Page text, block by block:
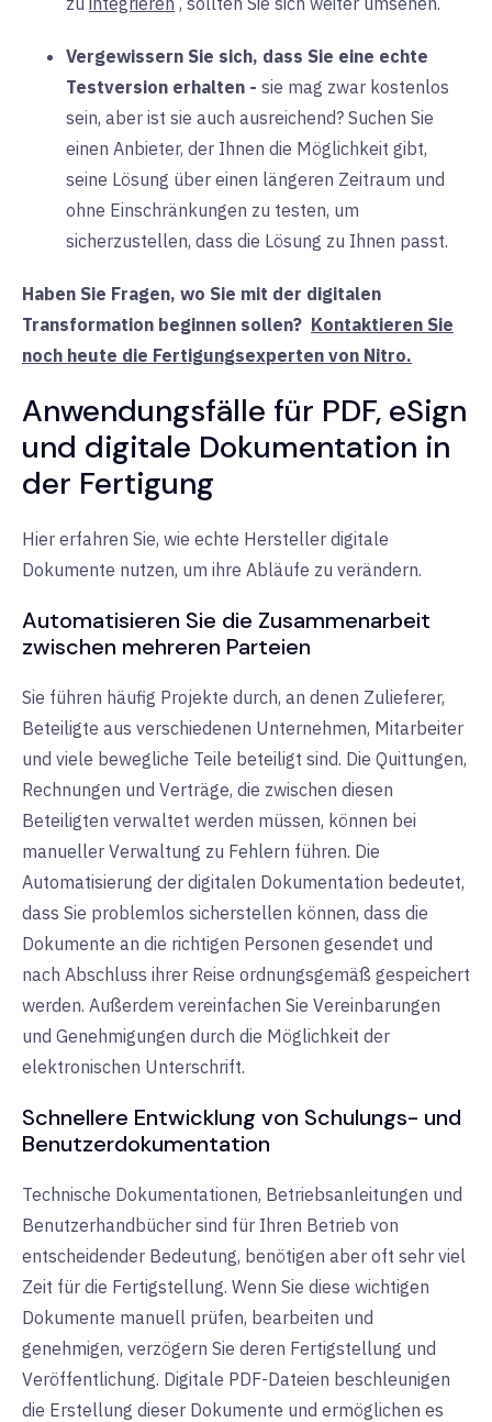
Vergewissern Sie sich, dass Sie eine echte
Testversion erhalten - sie mag zwar kostenlos
sein, aber ist sie auch ausreichend? Suchen Sie
einen Anbieter, der Ihnen die Möglichkeit gibt,
seine Lösung über einen längeren Zeitraum und
ohne Einschränkungen zu testen, um
sicherzustellen, dass die Lösung zu Ihnen passt.
Haben Sie Fragen, wo Sie mit der digitalen
Transformation beginnen sollen? Kontaktieren Sie
noch heute die Fertigungsexperten von Nitro.
Anwendungsfälle für PDF, eSign
und digitale Dokumentation in
der Fertigung
Hier erfahren Sie, wie echte Hersteller digitale
Dokumente nutzen, um ihre Abläufe zu verändern.
Automatisieren Sie die Zusammenarbeit
zwischen mehreren Parteien
Sie führen häufig Projekte durch, an denen Zulieferer,
Beteiligte aus verschiedenen Unternehmen, Mitarbeiter
und viele bewegliche Teile beteiligt sind. Die Quittungen,
Rechnungen und Verträge, die zwischen diesen
Beteiligten verwaltet werden müssen, können bei
manueller Verwaltung zu Fehlern führen. Die
Automatisierung der digitalen Dokumentation bedeutet,
dass Sie problemlos sicherstellen können, dass die
Dokumente an die richtigen Personen gesendet und
nach Abschluss ihrer Reise ordnungsgemäß gespeichert
werden. Außerdem vereinfachen Sie Vereinbarungen
und Genehmigungen durch die Möglichkeit der
elektronischen Unterschrift.
Schnellere Entwicklung von Schulungs- und
Benutzerdokumentation
Technische Dokumentationen, Betriebsanleitungen und
Benutzerhandbücher sind für Ihren Betrieb von
entscheidender Bedeutung, benötigen aber oft sehr viel
Zeit für die Fertigstellung. Wenn Sie diese wichtigen
Dokumente manuell prüfen, bearbeiten und
genehmigen, verzögern Sie deren Fertigstellung und
Veröffentlichung. Digitale PDF-Dateien beschleunigen
die Erstellung dieser Dokumente und ermöglichen es